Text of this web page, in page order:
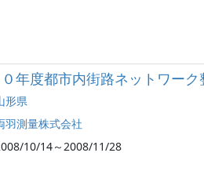
年度都市内街路ネットワー
形県
羽測量株式会社
10/14～2008/11/28